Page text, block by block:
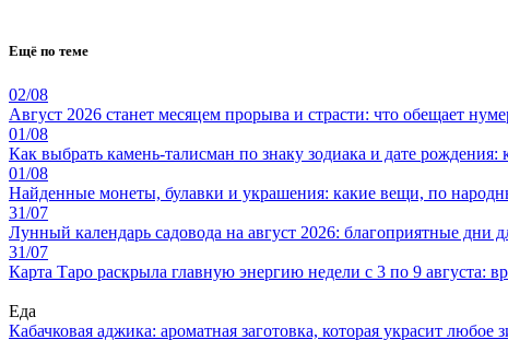
Ещё по теме
02/08
Август 2026 станет месяцем прорыва и страсти: что обещает
01/08
Как выбрать камень-талисман по знаку зодиака и дате
01/08
Найденные монеты, булавки и украшения: какие вещи, по
31/07
Лунный календарь садовода на август 2026: благоприятные дни
31/07
Карта Таро раскрыла главную энергию недели с 3 по 9 августа:
Еда
Кабачковая аджика: ароматная заготовка, которая украсит любое